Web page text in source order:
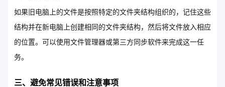
如果旧电脑上的文件是按照特定的文件夹结构组织的，记住这些
结构并在新电脑上创建相同的文件夹结构，然后将文件放入相应
的位置。可以使用文件管理器或第三方同步软件来完成这一任
务。
三、避免常见错误和注意事项